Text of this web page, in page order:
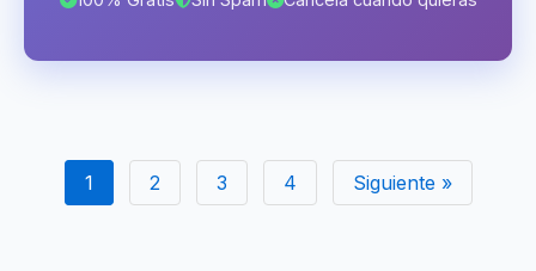
1 2 3 4 Siguiente »